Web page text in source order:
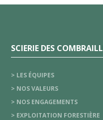
SCIERIE DES
> LES ÉQUIPES
> NOS VALEURS
> NOS ENGAGEMENTS
> EXPLOITATION FORESTIÈRE